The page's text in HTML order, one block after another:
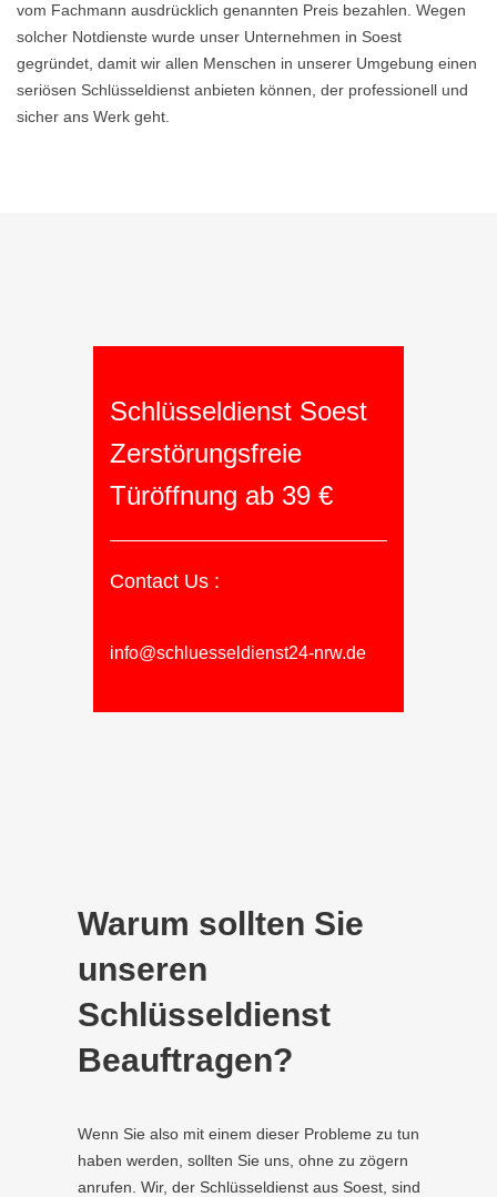
vom Fachmann ausdrücklich genannten Preis bezahlen. Wegen
solcher Notdienste wurde unser Unternehmen in Soest
gegründet, damit wir allen Menschen in unserer Umgebung einen
seriösen Schlüsseldienst anbieten können, der professionell und
sicher ans Werk geht.
Schlüsseldienst Soest
Zerstörungsfreie
Türöffnung ab 39 €
Contact Us :
info@schluesseldienst24-nrw.de
Warum sollten Sie
unseren
Schlüsseldienst
Beauftragen?
Wenn Sie also mit einem dieser Probleme zu tun
haben werden, sollten Sie uns, ohne zu zögern
anrufen. Wir, der Schlüsseldienst aus Soest, sind